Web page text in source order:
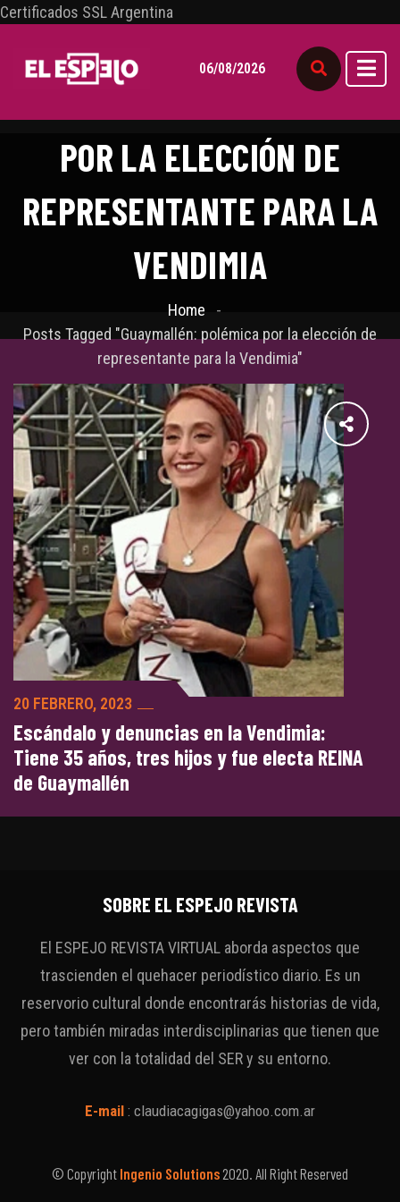
Certificados SSL Argentina
06/08/2026
GUAYMALLÉN: POLÉMICA
POR LA ELECCIÓN DE
REPRESENTANTE PARA LA
VENDIMIA
Home
Posts Tagged "Guaymallén: polémica por la elección de
representante para la Vendimia"
20 FEBRERO, 2023
Escándalo y denuncias en la Vendimia:
Tiene 35 años, tres hijos y fue electa REINA
de Guaymallén
SOBRE EL ESPEJO REVISTA
El ESPEJO REVISTA VIRTUAL aborda aspectos que
trascienden el quehacer periodístico diario. Es un
reservorio cultural donde encontrarás historias de vida,
pero también miradas interdisciplinarias que tienen que
ver con la totalidad del SER y su entorno.
E-mail : claudiacagigas@yahoo.com.ar
© Copyright Ingenio Solutions 2020. All Right Reserved